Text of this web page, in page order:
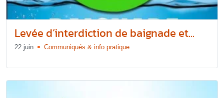
Levée d’interdiction de baignade et...
22 juin Communiqués & info pratique